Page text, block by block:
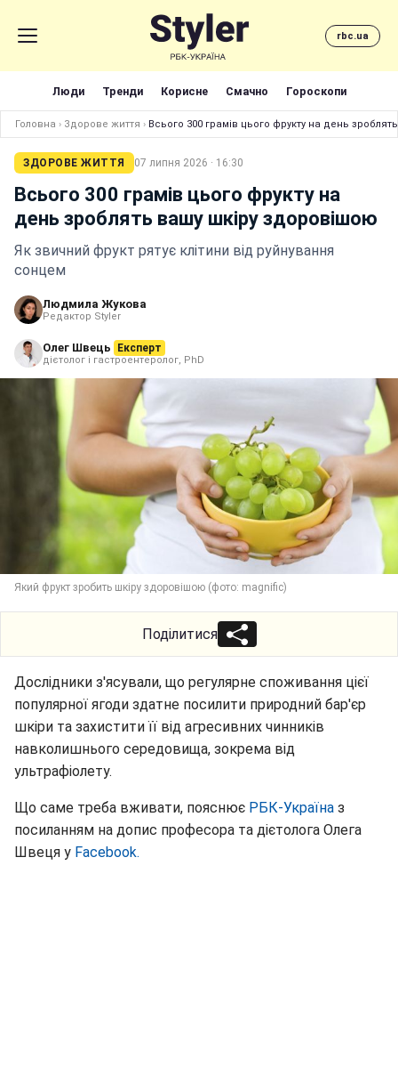
rbc.ua
Люди Тренди Корисне Смачно Гороскопи
Головна › Здорове життя › Всього 300 грамів цього фрукту на день
ЗДОРОВЕ ЖИТТЯ 07 липня 2026 · 16:30
Всього 300 грамів цього фрукту на
день зроблять вашу шкіру здоровішою
Як звичний фрукт рятує клітини від руйнування
сонцем
Людмила Жукова
Редактор Styler
Олег Швець Експерт
дієтолог і гастроентеролог, PhD
Який фрукт зробить шкіру здоровішою (фото: magnific)
Поділитися
Дослідники з'ясували, що регулярне споживання цієї
популярної ягоди здатне посилити природний бар'єр
шкіри та захистити її від агресивних чинників
навколишнього середовища, зокрема від
ультрафіолету.
Що саме треба вживати, пояснює РБК-Україна з
посиланням на допис професора та дієтолога Олега
Швеця у Facebook.